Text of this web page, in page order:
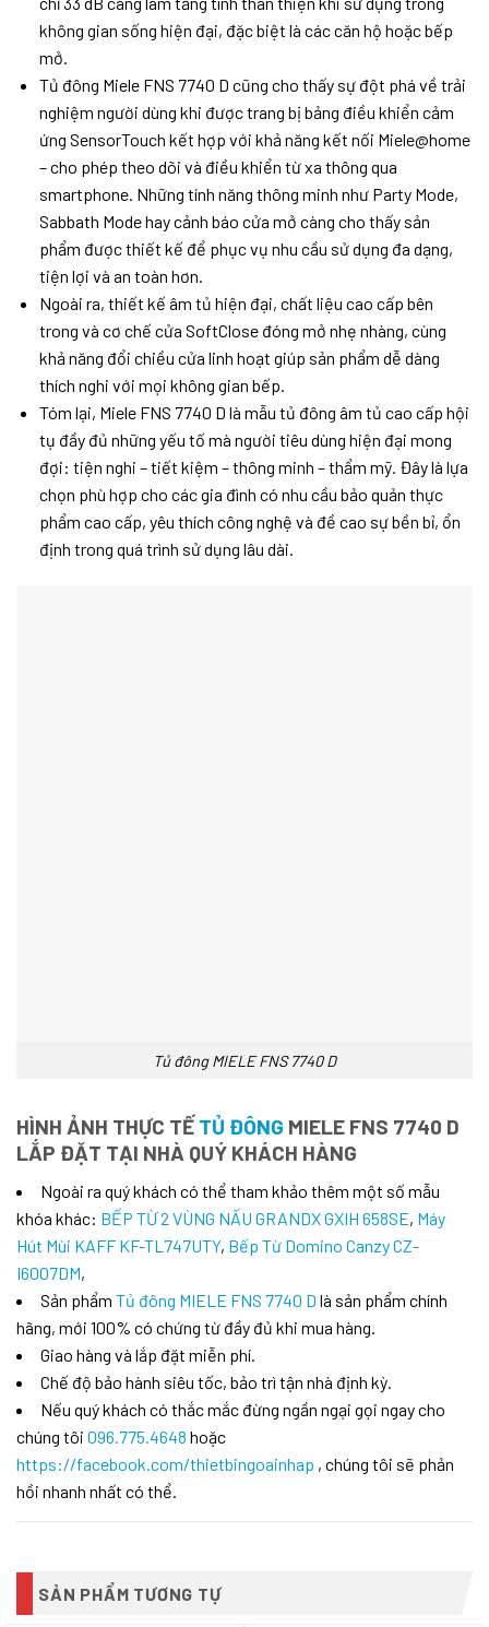
không gian sống hiện đại, đặc biệt là các căn hộ hoặc bếp
mở.
Tủ đông Miele FNS 7740 D cũng cho thấy sự đột phá về trải
nghiệm người dùng khi được trang bị bảng điều khiển cảm
ứng SensorTouch kết hợp với khả năng kết nối Miele@home
– cho phép theo dõi và điều khiển từ xa thông qua
smartphone. Những tính năng thông minh như Party Mode,
Sabbath Mode hay cảnh báo cửa mở càng cho thấy sản
phẩm được thiết kế để phục vụ nhu cầu sử dụng đa dạng,
tiện lợi và an toàn hơn.
Ngoài ra, thiết kế âm tủ hiện đại, chất liệu cao cấp bên
trong và cơ chế cửa SoftClose đóng mở nhẹ nhàng, cùng
khả năng đổi chiều cửa linh hoạt giúp sản phẩm dễ dàng
thích nghi với mọi không gian bếp.
Tóm lại, Miele FNS 7740 D là mẫu tủ đông âm tủ cao cấp hội
tụ đầy đủ những yếu tố mà người tiêu dùng hiện đại mong
đợi: tiện nghi – tiết kiệm – thông minh – thẩm mỹ. Đây là lựa
chọn phù hợp cho các gia đình có nhu cầu bảo quản thực
phẩm cao cấp, yêu thích công nghệ và đề cao sự bền bỉ, ổn
định trong quá trình sử dụng lâu dài.
Tủ đông MIELE FNS 7740 D
HÌNH ẢNH THỰC TẾ TỦ ĐÔNG MIELE FNS 7740 D
LẮP ĐẶT TẠI NHÀ QUÝ KHÁCH HÀNG
Ngoài ra quý khách có thể tham khảo thêm một số mẫu
khóa khác: BẾP TỪ 2 VÙNG NẤU GRANDX GXIH 658SE, Máy
Hút Mùi KAFF KF-TL747UTY, Bếp Từ Domino Canzy CZ-
I6007DM,
Sản phẩm Tủ đông MIELE FNS 7740 D là sản phẩm chính
hãng, mới 100% có chứng từ đầy đủ khi mua hàng.
Giao hàng và lắp đặt miễn phí.
Chế độ bảo hành siêu tốc, bảo trì tận nhà định kỳ.
Nếu quý khách có thắc mắc đừng ngần ngại gọi ngay cho
chúng tôi 096.775.4648 hoặc
https://facebook.com/thietbingoainhap , chúng tôi sẽ phản
hồi nhanh nhất có thể.
SẢN PHẨM TƯƠNG TỰ